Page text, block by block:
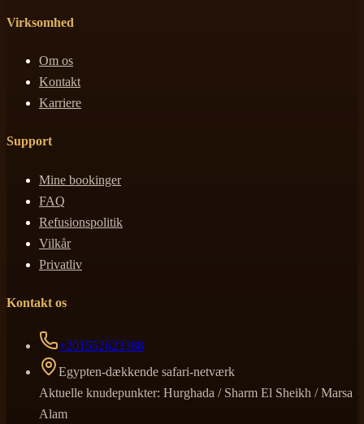
Virksomhed
Om os
Kontakt
Karriere
Support
Mine bookinger
FAQ
Refusionspolitik
Vilkår
Privatliv
Kontakt os
+201552623388
Egypten-dækkende safari-netværk
Aktuelle knudepunkter: Hurghada / Sharm El Sheikh / Marsa
Alam